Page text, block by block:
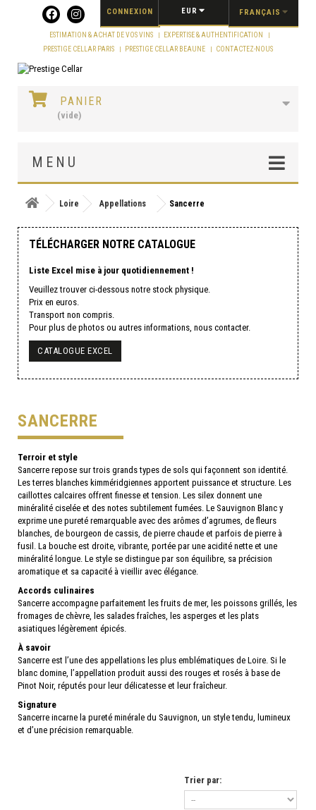
FRANÇAIS
EUR
CONNEXION
ESTIMATION & ACHAT DE VOS VINS
EXPERTISE & AUTHENTIFICATION
PRESTIGE CELLAR PARIS
PRESTIGE CELLAR BEAUNE CONTACTEZ-NOUS
PANIER
(vide)
MENU
Loire Appellations Sancerre
TÉLÉCHARGER NOTRE CATALOGUE
Liste Excel mise à jour quotidiennement !
Veuillez trouver ci-dessous notre stock physique.
Prix en euros.
Transport non compris.
Pour plus de photos ou autres informations, nous contacter.
CATALOGUE EXCEL
SANCERRE
Terroir et style
Sancerre repose sur trois grands types de sols qui façonnent son identité.
Les terres blanches kimméridgiennes apportent puissance et structure. Les
caillottes calcaires offrent finesse et tension. Les silex donnent une
minéralité ciselée et des notes subtilement fumées. Le Sauvignon Blanc y
exprime une pureté remarquable avec des arômes d’agrumes, de fleurs
blanches, de bourgeon de cassis, de pierre chaude et parfois de pierre à
fusil. La bouche est droite, vibrante, portée par une acidité nette et une
minéralité longue. Le style se distingue par son équilibre, sa précision
aromatique et sa capacité à vieillir avec élégance.
Accords culinaires
Sancerre accompagne parfaitement les fruits de mer, les poissons grillés, les
fromages de chèvre, les salades fraîches, les asperges et les plats
asiatiques légèrement épicés.
À savoir
Sancerre est l’une des appellations les plus emblématiques de Loire. Si le
blanc domine, l’appellation produit aussi des rouges et rosés à base de
Pinot Noir, réputés pour leur délicatesse et leur fraîcheur.
Signature
Sancerre incarne la pureté minérale du Sauvignon, un style tendu, lumineux
et d’une précision remarquable.
Trier par:
Panneau de gestion des cookies